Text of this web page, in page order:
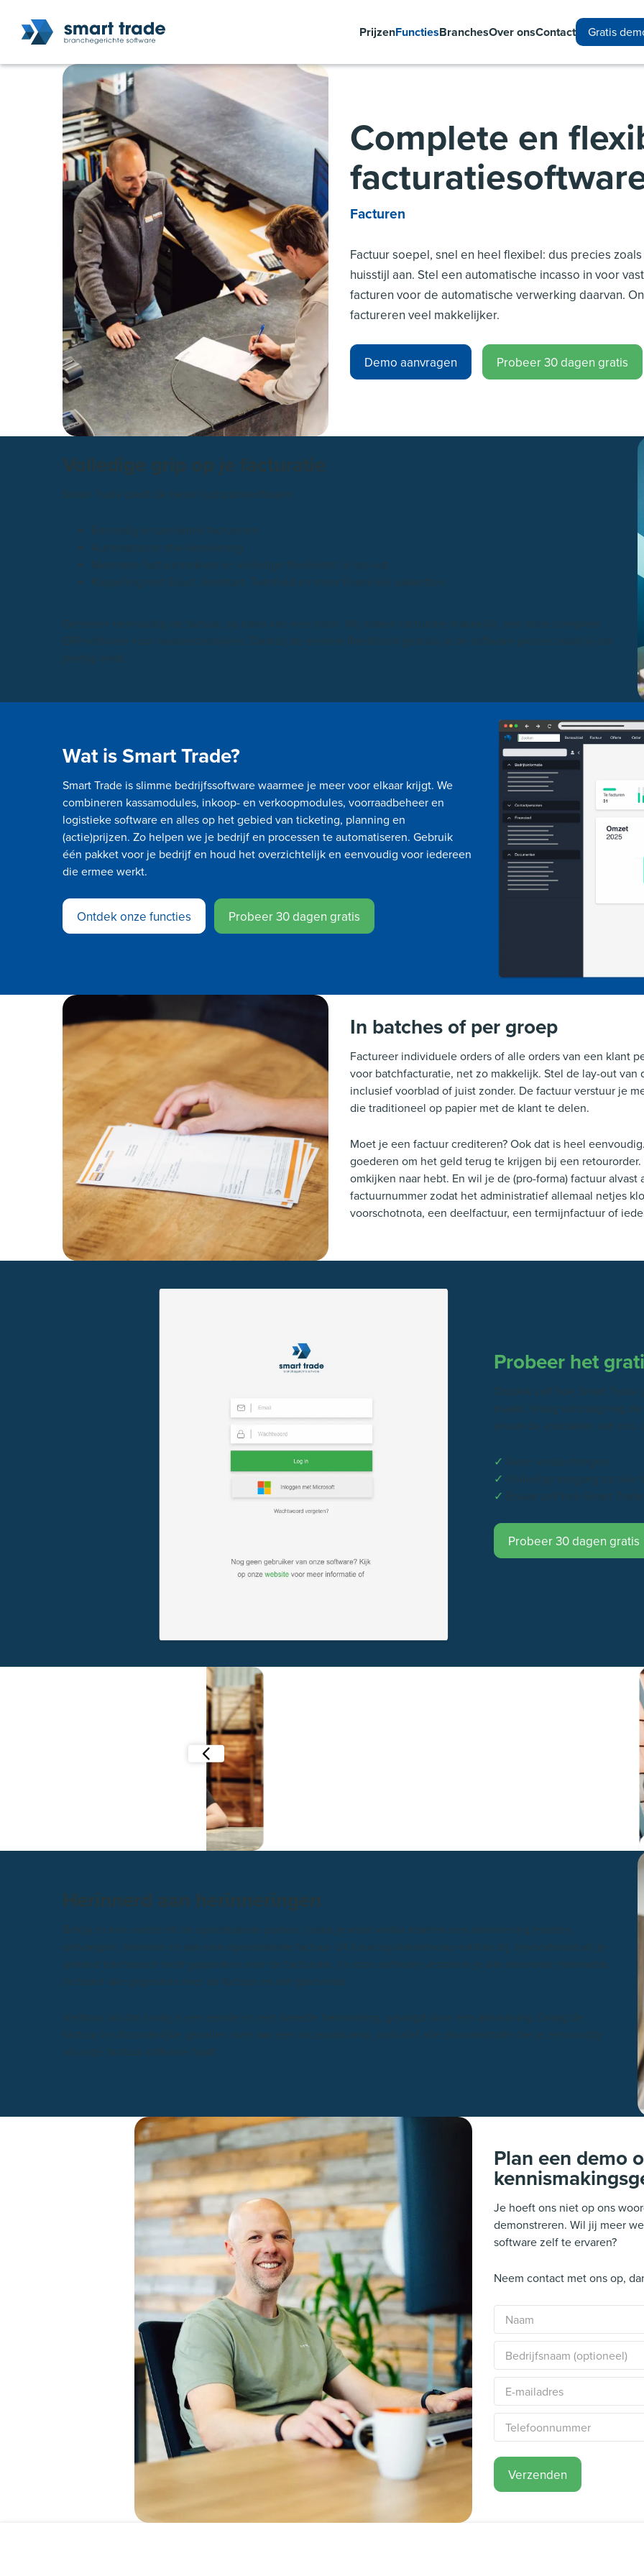
PrijzenFunctiesBranchesOver onsContact Gratis
Complete en
Facturen
Factuur soepel, snel en heel flexibel: dus precies
huisstijl aan. Stel een automatische incasso in voor
facturen voor de automatische verwerking daarvan.
factureren veel makkelijker.
Demo aanvragen Probeer 30 dagen gratis
Volledige grip op je facturatie
Smart Trade biedt de beste facturatiesoftware:
Eenmalig en periodiek factureren
Automatische btw-berekening
Meerdere factuurreeksen en volledige flexibiliteit in lay-out
Koppeling met Exact, Snelstart, Twinfield en meer financiële pakketten
Genereer eenvoudig de factuur, op basis van een order. Wij maken facturatie makkelijk, met onze complete
ERP-software voor handelsbedrijven. Dankzij de enorme flexibiliteit gebruik je de software precies zoals jij dat
prettig vindt.
Wat is Smart Trade?
Smart Trade is slimme bedrijfssoftware waarmee je meer voor elkaar krijgt. We
combineren kassamodules, inkoop- en verkoopmodules, voorraadbeheer en
logistieke software en alles op het gebied van ticketing, planning en
(actie)prijzen. Zo helpen we je bedrijf en processen te automatiseren. Gebruik
één pakket voor je bedrijf en houd het overzichtelijk en eenvoudig voor iedereen
die ermee werkt.
Ontdek onze functies Probeer 30 dagen gratis
In batches of per groep
Factureer individuele orders of alle orders van een klant
voor batchfacturatie, net zo makkelijk. Stel de lay-out
inclusief voorblad of juist zonder. De factuur verstuur je
die traditioneel op papier met de klant te delen.
Moet je een factuur crediteren? Ook dat is heel
goederen om het geld terug te krijgen bij een
omkijken naar hebt. En wil je de (pro-forma) factuur
factuurnummer zodat het administratief allemaal netjes
voorschotnota, een deelfactuur, een termijnfactuur of
Probeer het
Ontdek zelf hoe Smart
maakt. Vraag vandaag nog
ervaar de voordelen van ons
✓ Geen verplichtingen
✓ Volledige toegang tot alle
✓ Ervaar zelf hoe Smart
Probeer 30 dagen gratis
Pieper Bouwmaterialen
Dankzij Smart Trade hoeven onze medewerkers niet meer met
pakbonnen over het terrein heen. Het bedrijf heeft een groot terrein, dus
dat scheelt veel tijd.
Lees verder
Herinnerd aan herinneringen
Bekijk in één overzicht de openstaande posten, zodat je weet welke klanten een herinnering moeten
ontvangen. Herinner ze aan een openstaande factuur. Of houd op klantniveau notities bij, bijvoorbeeld als je
iemand telefonisch hebt gesproken over de facturatie. In onze software verzamel je alle relevante informatie,
inclusief alle gegevens over de factuur en het geleverde.
Verstuur als dat nodig is een eerste en een tweede herinnering, gevolgd door een aanmaning. Draag de
factuur in uitzonderlijke gevallen over aan een incassobureau, inclusief alle documentatie die je eenvoudig
uit onze factuur-software haalt.
Plan een demo
Je hoeft ons niet op ons
demonstreren. Wil jij meer
software zelf te ervaren?
Neem contact met ons op,
Verzenden